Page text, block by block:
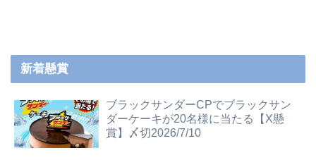
新着懸賞
ブラックサンダーCPでブラックサン
ダーケーキが20名様に当たる【X懸
賞】〆切2026/7/10